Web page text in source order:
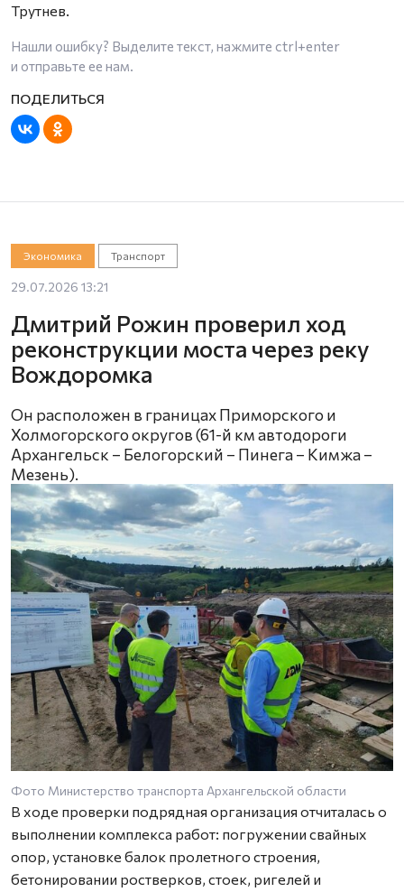
Трутнев.
Нашли ошибку? Выделите текст, нажмите ctrl+enter
и отправьте ее нам.
Экономика Транспорт
29.07.2026 13:21
Дмитрий Рожин проверил ход
реконструкции моста через реку
Вождоромка
Он расположен в границах Приморского и
Холмогорского округов (61-й км автодороги
Архангельск – Белогорский – Пинега – Кимжа –
Мезень).
Фото Министерство транспорта Архангельской области
В ходе проверки подрядная организация отчиталась о
выполнении комплекса работ: погружении свайных
опор, установке балок пролетного строения,
бетонировании ростверков, стоек, ригелей и